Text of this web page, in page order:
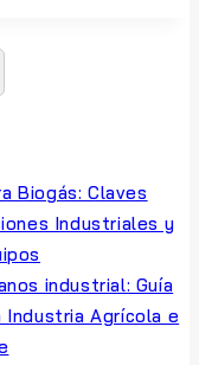
Biogás: Claves
Industriales y
industrial: Guía
Industria Agrícola e